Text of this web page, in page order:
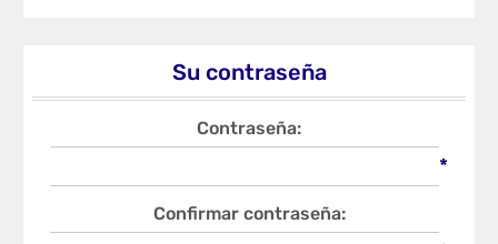
Su contraseña
Contraseña:
*
Confirmar contraseña: